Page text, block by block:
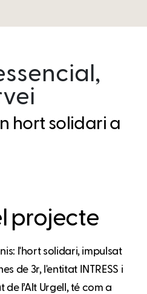
hort solidari a
projecte
l'hort solidari, impulsat
de 3r, l'entitat INTRESS i
l’Alt Urgell, té com a